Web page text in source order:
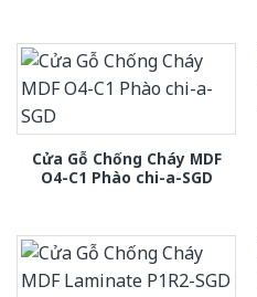
Cửa Gỗ Chống Cháy MDF
O4-C1 Phào chi-a-SGD